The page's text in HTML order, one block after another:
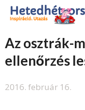
Az osztrák-
ellenőrzés
2016. február 16.